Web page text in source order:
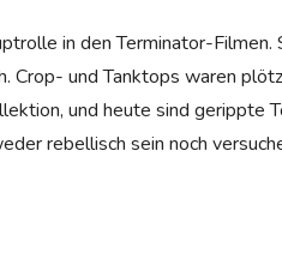
in den Terminator-
Crop- und Tanktops waren
und heute sind gerippte
rebellisch sein noch